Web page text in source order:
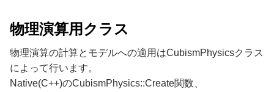
物理演算用クラス
物理演算の計算とモデルへの適用はCubismPhysicsクラス
によって行います。
Native(C++)のCubismPhysics::Create関数、